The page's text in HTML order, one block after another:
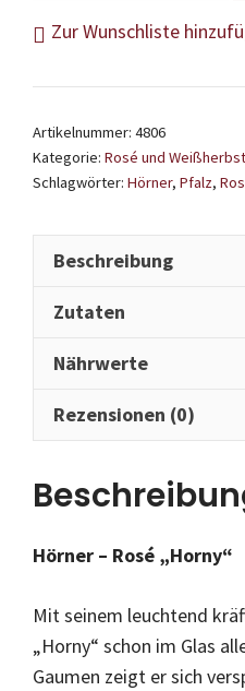
Zur Wunschliste
Artikelnummer: 4806
Kategorie: Rosé und Weißherbst
Schlagwörter: Hörner, Pfalz,
Beschreibung
Zutaten
Nährwerte
Rezensionen (0)
Hörner – Rosé „Horny“
Mit seinem leuchtend
„Horny“ schon im Glas
Gaumen zeigt er sich